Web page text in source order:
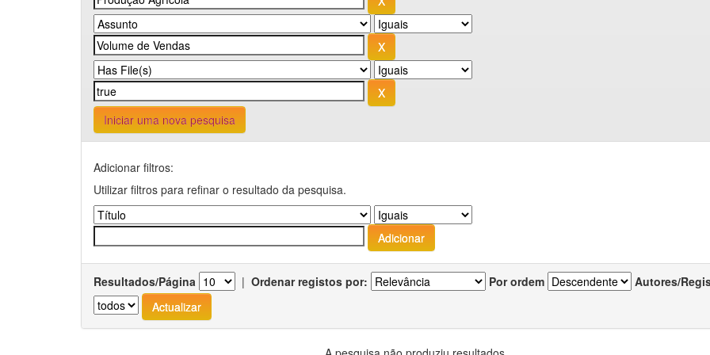
Iniciar uma nova pesquisa
Adicionar filtros:
Utilizar filtros para refinar o resultado da pesquisa.
Resultados/Página | Ordenar registos por: Por ordem Autores/